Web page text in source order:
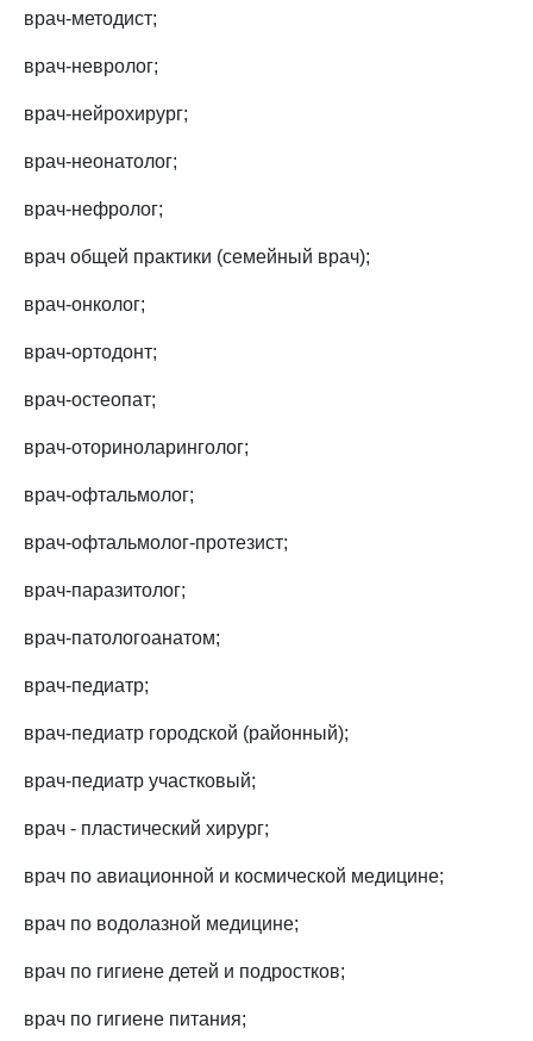
врач-методист;
врач-невролог;
врач-нейрохирург;
врач-неонатолог;
врач-нефролог;
врач общей практики (семейный врач);
врач-онколог;
врач-ортодонт;
врач-остеопат;
врач-оториноларинголог;
врач-офтальмолог;
врач-офтальмолог-протезист;
врач-паразитолог;
врач-патологоанатом;
врач-педиатр;
врач-педиатр городской (районный);
врач-педиатр участковый;
врач - пластический хирург;
врач по авиационной и космической медицине;
врач по водолазной медицине;
врач по гигиене детей и подростков;
врач по гигиене питания;